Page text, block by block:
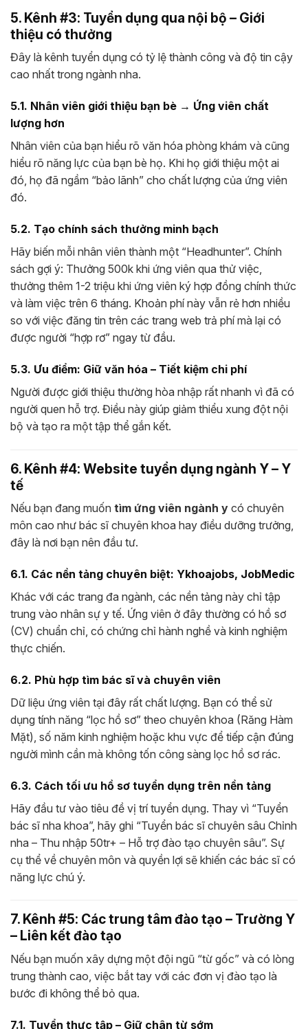
5. Kênh #3: Tuyển dụng qua nội bộ – Giới
thiệu có thưởng
Đây là kênh tuyển dụng có tỷ lệ thành công và độ tin cậy
cao nhất trong ngành nha.
5.1. Nhân viên giới thiệu bạn bè → Ứng viên chất
lượng hơn
Nhân viên của bạn hiểu rõ văn hóa phòng khám và cũng
hiểu rõ năng lực của bạn bè họ. Khi họ giới thiệu một ai
đó, họ đã ngầm “bảo lãnh” cho chất lượng của ứng viên
đó.
5.2. Tạo chính sách thưởng minh bạch
Hãy biến mỗi nhân viên thành một “Headhunter”. Chính
sách gợi ý: Thưởng 500k khi ứng viên qua thử việc,
thưởng thêm 1-2 triệu khi ứng viên ký hợp đồng chính thức
và làm việc trên 6 tháng. Khoản phí này vẫn rẻ hơn nhiều
so với việc đăng tin trên các trang web trả phí mà lại có
được người “hợp rơ” ngay từ đầu.
5.3. Ưu điểm: Giữ văn hóa – Tiết kiệm chi phí
Người được giới thiệu thường hòa nhập rất nhanh vì đã có
người quen hỗ trợ. Điều này giúp giảm thiểu xung đột nội
bộ và tạo ra một tập thể gắn kết.
6. Kênh #4: Website tuyển dụng ngành Y – Y
tế
Nếu bạn đang muốn tìm ứng viên ngành y có chuyên
môn cao như bác sĩ chuyên khoa hay điều dưỡng trưởng,
đây là nơi bạn nên đầu tư.
6.1. Các nền tảng chuyên biệt: Ykhoajobs, JobMedic
Khác với các trang đa ngành, các nền tảng này chỉ tập
trung vào nhân sự y tế. Ứng viên ở đây thường có hồ sơ
(CV) chuẩn chỉ, có chứng chỉ hành nghề và kinh nghiệm
thực chiến.
6.2. Phù hợp tìm bác sĩ và chuyên viên
Dữ liệu ứng viên tại đây rất chất lượng. Bạn có thể sử
dụng tính năng “lọc hồ sơ” theo chuyên khoa (Răng Hàm
Mặt), số năm kinh nghiệm hoặc khu vực để tiếp cận đúng
người mình cần mà không tốn công sàng lọc hồ sơ rác.
6.3. Cách tối ưu hồ sơ tuyển dụng trên nền tảng
Hãy đầu tư vào tiêu đề vị trí tuyển dụng. Thay vì “Tuyển
bác sĩ nha khoa”, hãy ghi “Tuyển bác sĩ chuyên sâu Chỉnh
nha – Thu nhập 50tr+ – Hỗ trợ đào tạo chuyên sâu”. Sự
cụ thể về chuyên môn và quyền lợi sẽ khiến các bác sĩ có
năng lực chú ý.
7. Kênh #5: Các trung tâm đào tạo – Trường Y
– Liên kết đào tạo
Nếu bạn muốn xây dựng một đội ngũ “từ gốc” và có lòng
trung thành cao, việc bắt tay với các đơn vị đào tạo là
bước đi không thể bỏ qua.
7.1. Tuyển thực tập – Giữ chân từ sớm